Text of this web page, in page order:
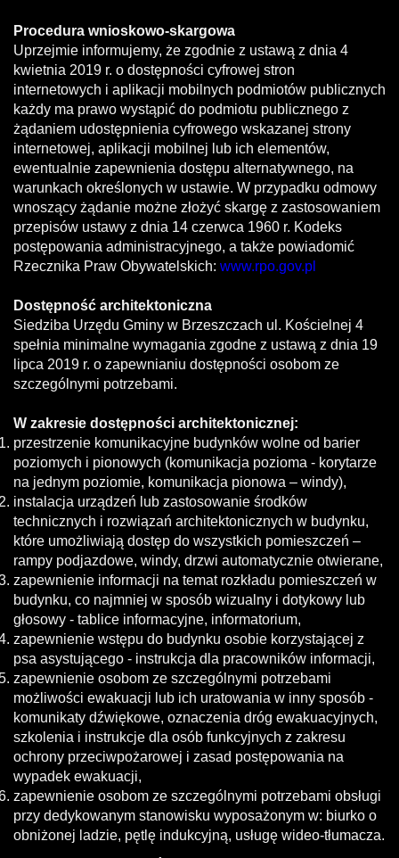
Procedura wnioskowo-skargowa
Uprzejmie informujemy, że zgodnie z ustawą z dnia 4
kwietnia 2019 r. o dostępności cyfrowej stron
internetowych i aplikacji mobilnych podmiotów publicznych
każdy ma prawo wystąpić do podmiotu publicznego z
żądaniem udostępnienia cyfrowego wskazanej strony
internetowej, aplikacji mobilnej lub ich elementów,
ewentualnie zapewnienia dostępu alternatywnego, na
warunkach określonych w ustawie. W przypadku odmowy
wnoszący żądanie możne złożyć skargę z zastosowaniem
przepisów ustawy z dnia 14 czerwca 1960 r. Kodeks
postępowania administracyjnego, a także powiadomić
Rzecznika Praw Obywatelskich: www.rpo.gov.pl
Dostępność architektoniczna
Siedziba Urzędu Gminy w Brzeszczach ul. Kościelnej 4
spełnia minimalne wymagania zgodne z ustawą z dnia 19
lipca 2019 r. o zapewnianiu dostępności osobom ze
szczególnymi potrzebami.
W zakresie dostępności architektonicznej:
przestrzenie komunikacyjne budynków wolne od barier
poziomych i pionowych (komunikacja pozioma - korytarze
na jednym poziomie, komunikacja pionowa – windy),
instalacja urządzeń lub zastosowanie środków
technicznych i rozwiązań architektonicznych w budynku,
które umożliwiają dostęp do wszystkich pomieszczeń –
rampy podjazdowe, windy, drzwi automatycznie otwierane,
zapewnienie informacji na temat rozkładu pomieszczeń w
budynku, co najmniej w sposób wizualny i dotykowy lub
głosowy - tablice informacyjne, informatorium,
zapewnienie wstępu do budynku osobie korzystającej z
psa asystującego - instrukcja dla pracowników informacji,
zapewnienie osobom ze szczególnymi potrzebami
możliwości ewakuacji lub ich uratowania w inny sposób -
komunikaty dźwiękowe, oznaczenia dróg ewakuacyjnych,
szkolenia i instrukcje dla osób funkcyjnych z zakresu
ochrony przeciwpożarowej i zasad postępowania na
wypadek ewakuacji,
zapewnienie osobom ze szczególnymi potrzebami obsługi
przy dedykowanym stanowisku wyposażonym w: biurko o
obniżonej ladzie, pętlę indukcyjną, usługę wideo-tłumacza.